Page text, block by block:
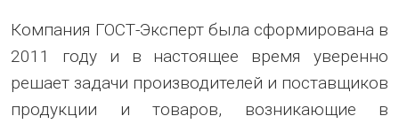
Компания ГОСТ-Эксперт была сформирована в
2011 году и в настоящее время уверенно
решает задачи производителей и поставщиков
продукции и товаров, возникающие в